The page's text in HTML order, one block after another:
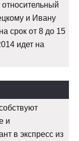
и Ивану
срок от 8 до 15
идет на
и
в экспресс из